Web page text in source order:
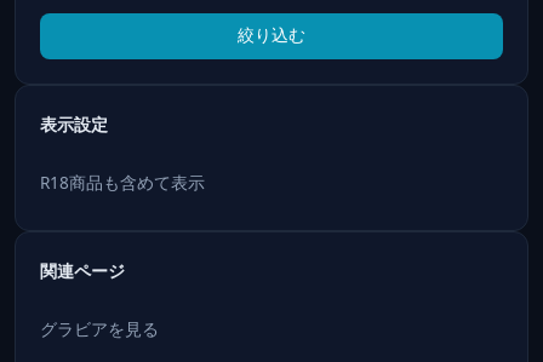
絞り込む
表示設定
R18商品も含めて表示
関連ページ
グラビアを見る